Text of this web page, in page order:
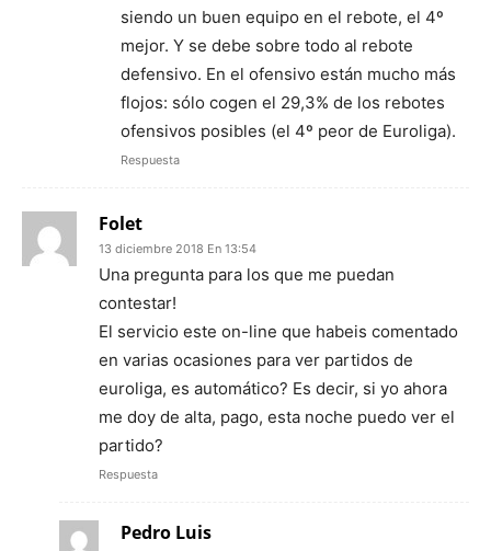
siendo un buen equipo en el rebote, el 4º
mejor. Y se debe sobre todo al rebote
defensivo. En el ofensivo están mucho más
flojos: sólo cogen el 29,3% de los rebotes
ofensivos posibles (el 4º peor de Euroliga).
Respuesta
Folet
13 diciembre 2018 En 13:54
Una pregunta para los que me puedan
contestar!
El servicio este on-line que habeis comentado
en varias ocasiones para ver partidos de
euroliga, es automático? Es decir, si yo ahora
me doy de alta, pago, esta noche puedo ver el
partido?
Respuesta
Pedro Luis